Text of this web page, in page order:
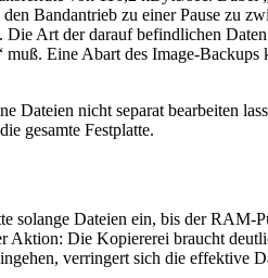
Bandantrieb zu einer Pause zu
Die Art der darauf befindlichen
Eine Abart des Image-
Dateien nicht separat bearbeiten
gesamte Festplatte.
Dateien ein, bis der
Die Kopiererei braucht
verringert sich die effektive